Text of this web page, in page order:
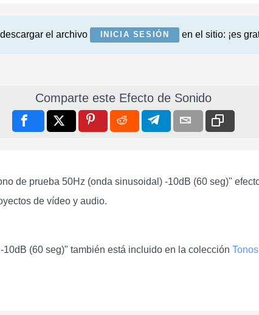
el archivo INICIA SESIÓN en el sitio: ¡es
Comparte este Efecto de Sonido
de prueba 50Hz (onda sinusoidal) -10dB (60 seg)"
de vídeo y audio.
(60 seg)" también está incluido en la colección